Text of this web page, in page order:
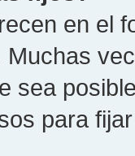
en el
Muchas
sea
para